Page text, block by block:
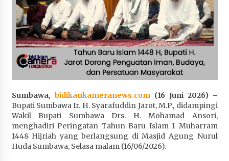
Penurunan Stunting di Sumbawa
4 minggu ago
Wabup Ansori Apresiasi Rekomendasi dan
Pandangan Fraksi – Fraksi DPRD Sumbawa
4 minggu ago
Cabor yang Akan Berjuang pada PORPROV XII
NTB 2026
4 minggu ago
BAZNAS Kabupaten Sumbawa Salurkan Bantuan
Program 100 Mustahik Per Desa di Desa Teluk
Sumbawa, bidikankameranews.com(16 Juni 2026) –
Bupati Sumbawa Ir. H. Syarafuddin Jarot, M.P., didampingi
Wakil Bupati Sumbawa Drs. H. Mohamad Ansori,
menghadiri Peringatan Tahun Baru Islam 1 Muharram
1448 Hijriah yang berlangsung di Masjid Agung Nurul
Huda Sumbawa, Selasa malam (16/06/2026).